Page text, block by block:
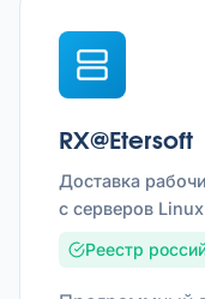
RX@Etersoft
Доставка
с серверов Linux
Реестр